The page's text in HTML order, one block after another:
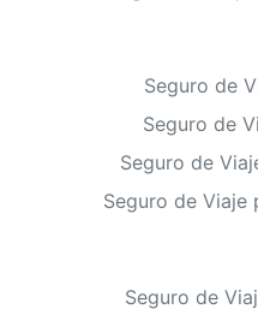
Seguro de
Seguro de
Seguro de
Seguro de Viaje
Seguro de